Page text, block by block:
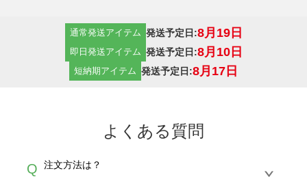
通常発送アイテム 発送予定日:8月19日
即日発送アイテム 発送予定日:8月10日
短納期アイテム 発送予定日:8月17日
よくある質問
Q 注文方法は？